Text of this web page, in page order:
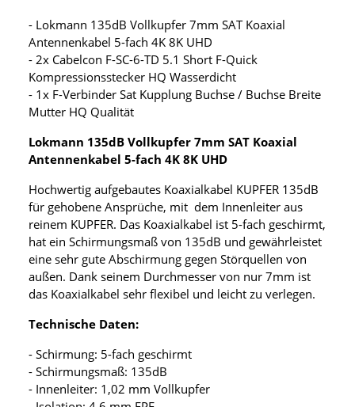
- Lokmann 135dB Vollkupfer 7mm SAT Koaxial
Antennenkabel 5-fach 4K 8K UHD
- 2x Cabelcon F-SC-6-TD 5.1 Short F-Quick
Kompressionsstecker HQ Wasserdicht
- 1x F-Verbinder Sat Kupplung Buchse / Buchse Breite
Mutter HQ Qualität
Lokmann 135dB Vollkupfer 7mm SAT Koaxial
Antennenkabel 5-fach 4K 8K UHD
Hochwertig aufgebautes Koaxialkabel KUPFER 135dB
für gehobene Ansprüche, mit dem Innenleiter aus
reinem KUPFER. Das Koaxialkabel ist 5-fach geschirmt,
hat ein Schirmungsmaß von 135dB und gewährleistet
eine sehr gute Abschirmung gegen Störquellen von
außen. Dank seinem Durchmesser von nur 7mm ist
das Koaxialkabel sehr flexibel und leicht zu verlegen.
Technische Daten:
- Schirmung: 5-fach geschirmt
- Schirmungsmaß: 135dB
- Innenleiter: 1,02 mm Vollkupfer